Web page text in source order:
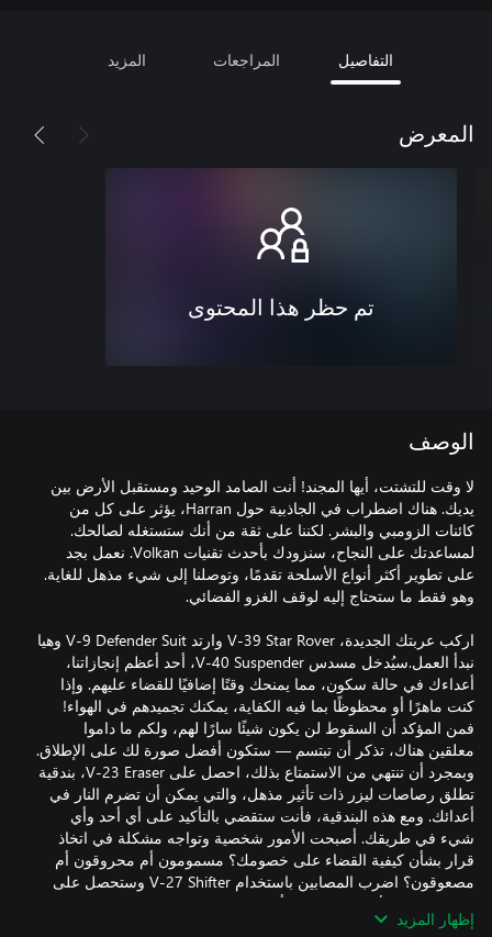
التفاصيل المراجعات المزيد
المعرض
تم حظر هذا المحتوى
الوصف
لا وقت للتشتت، أيها المجند! أنت الصامد الوحيد ومستقبل الأرض بين
يديك. هناك اضطراب في الجاذبية حول Harran، يؤثر على كل من
كائنات الزومبي والبشر. لكننا على ثقة من أنك ستستغله لصالحك.
لمساعدتك على النجاح، سنزودك بأحدث تقنيات Volkan. نعمل بجد
على تطوير أكثر أنواع الأسلحة تقدمًا، وتوصلنا إلى شيء مذهل للغاية.
اركب عربتك الجديدة، V-39 Star Rover وارتد V-9 Defender Suit وهيا
نبدأ العمل.سيُدخل مسدس V-40 Suspender، أحد أعظم إنجازاتنا،
أعداءك في حالة سكون، مما يمنحك وقتًا إضافيًا للقضاء عليهم. وإذا
كنت ماهرًا أو محظوظًا بما فيه الكفاية، يمكنك تجميدهم في الهواء!
فمن المؤكد أن السقوط لن يكون شيئًا سارًا لهم، ولكم ما داموا
معلقين هناك، تذكر أن تبتسم — ستكون أفضل صورة لك على الإطلاق.
وبمجرد أن تنتهي من الاستمتاع بذلك، احصل على V-23 Eraser، بندقية
تطلق رصاصات ليزر ذات تأثير مذهل، والتي يمكن أن تضرم النار في
أعدائك. ومع هذه البندقية، فأنت ستقضي بالتأكيد على أي أحد وأي
شيء في طريقك. أصبحت الأمور شخصية وتواجه مشكلة في اتخاذ
قرار بشأن كيفية القضاء على خصومك؟ مسمومون أم محروقون أم
مصعوقون؟ اضرب المصابين باستخدام V-27 Shifter وستحصل على
كل ما تبتغيه، لأن منجلك يغير تأثيره القاتل بعد ضربات متتالية. حان
الوقت الآن لتجربة المعدات الفضائية تلك وطرد الدخلاء غير المرغوب
إظهار المزيد